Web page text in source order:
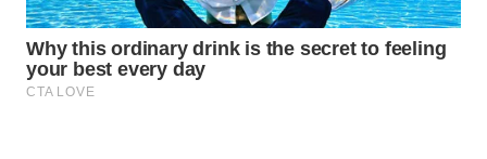
WAHANA
UMKM
WAHANA